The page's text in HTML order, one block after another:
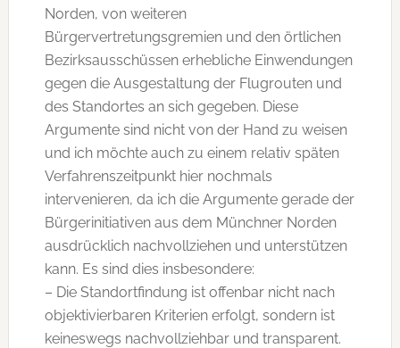
Norden, von weiteren
Bürgervertretungsgremien und den örtlichen
Bezirksausschüssen erhebliche Einwendungen
gegen die Ausgestaltung der Flugrouten und
des Standortes an sich gegeben. Diese
Argumente sind nicht von der Hand zu weisen
und ich möchte auch zu einem relativ späten
Verfahrenszeitpunkt hier nochmals
intervenieren, da ich die Argumente gerade der
Bürgerinitiativen aus dem Münchner Norden
ausdrücklich nachvollziehen und unterstützen
kann. Es sind dies insbesondere:
– Die Standortfindung ist offenbar nicht nach
objektivierbaren Kriterien erfolgt, sondern ist
keineswegs nachvollziehbar und transparent.